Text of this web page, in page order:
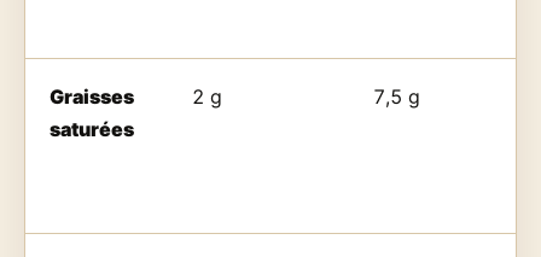
Graisses
saturées
2 g 7,5 g